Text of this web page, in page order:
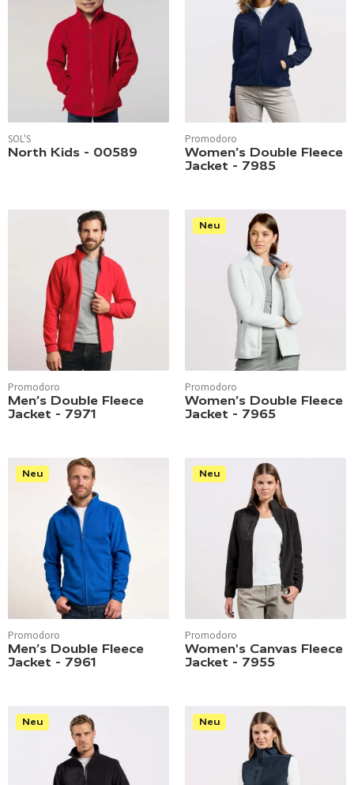
SOL'S
North Kids - 00589
Promodoro
Women’s Double Fleece
Jacket - 7985
Promodoro
Men’s Double Fleece
Jacket - 7971
Neu
Promodoro
Women’s Double Fleece
Jacket - 7965
Neu
Promodoro
Men’s Double Fleece
Jacket - 7961
Neu
Promodoro
Women's Canvas Fleece
Jacket - 7955
Neu Neu